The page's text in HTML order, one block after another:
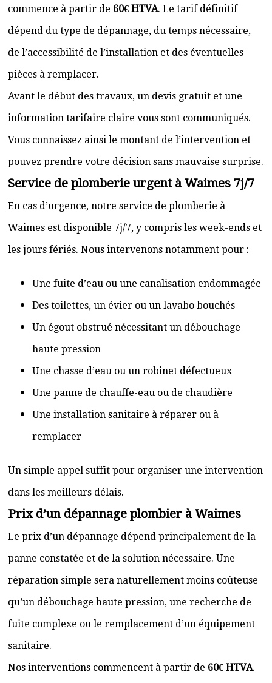
commence à partir de 60€ HTVA. Le tarif définitif
dépend du type de dépannage, du temps nécessaire,
de l’accessibilité de l’installation et des éventuelles
pièces à remplacer.
Avant le début des travaux, un devis gratuit et une
information tarifaire claire vous sont communiqués.
Vous connaissez ainsi le montant de l’intervention et
pouvez prendre votre décision sans mauvaise surprise.
Service de plomberie urgent à Waimes 7j/7
En cas d’urgence, notre service de plomberie à
Waimes est disponible 7j/7, y compris les week-ends et
les jours fériés. Nous intervenons notamment pour :
Une fuite d’eau ou une canalisation endommagée
Des toilettes, un évier ou un lavabo bouchés
Un égout obstrué nécessitant un débouchage
haute pression
Une chasse d’eau ou un robinet défectueux
Une panne de chauffe-eau ou de chaudière
Une installation sanitaire à réparer ou à
remplacer
Un simple appel suffit pour organiser une intervention
dans les meilleurs délais.
Prix d’un dépannage plombier à Waimes
Le prix d’un dépannage dépend principalement de la
panne constatée et de la solution nécessaire. Une
réparation simple sera naturellement moins coûteuse
qu’un débouchage haute pression, une recherche de
fuite complexe ou le remplacement d’un équipement
sanitaire.
Nos interventions commencent à partir de 60€ HTVA.